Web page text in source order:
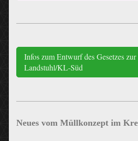
Infos zum Entwurf des Gesetzes
Landstuhl/KL-Süd
Neues vom Müllkonzept im